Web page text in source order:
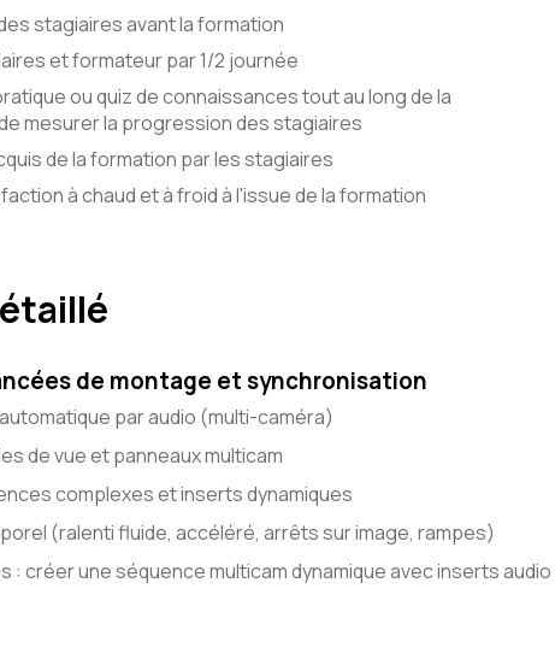
stagiaires avant la formation
et formateur par 1/2 journée
ou quiz de connaissances tout au long de la
mesurer la progression des stagiaires
de la formation par les stagiaires
à chaud et à froid à l'issue de la formation
de montage et synchronisation
par audio (multi-caméra)
de vue et panneaux multicam
complexes et inserts dynamiques
(ralenti fluide, accéléré, arrêts sur image, rampes)
: créer une séquence multicam dynamique avec inserts audio